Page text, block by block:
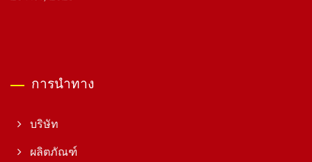
การนำทาง
บริษัท
ผลิตภัณฑ์